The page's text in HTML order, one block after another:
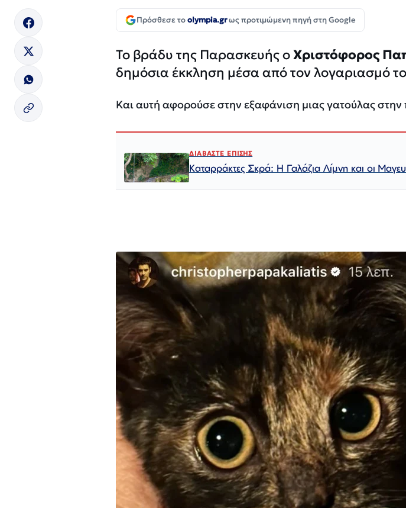
Πρόσθεσε τοolympia.grως προτιμώμενη πηγή στη Google
Το βράδυ της Παρασκευής οΧριστόφορος
δημόσια έκκληση μέσα από τον λογαριασμό
Και αυτή αφορούσε στην εξαφάνιση μιας γατούλας
ΔΙΑΒΑΣΤΕ ΕΠΙΣΗΣ
Καταρράκτες Σκρά: Η Γαλάζια Λίμνη και οι